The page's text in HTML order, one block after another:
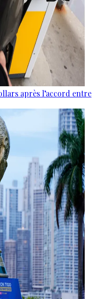
après l’accord entre